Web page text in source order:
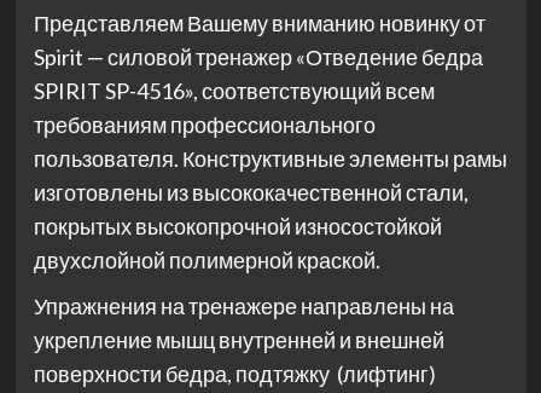
Представляем Вашему вниманию новинку от
Spirit — силовой тренажер «Отведение бедра
SPIRIT SP-4516», соответствующий всем
требованиям профессионального
пользователя. Конструктивные элементы рамы
изготовлены из высококачественной стали,
покрытых высокопрочной износостойкой
двухслойной полимерной краской.
Упражнения на тренажере направлены на
укрепление мышц внутренней и внешней
поверхности бедра, подтяжку (лифтинг)